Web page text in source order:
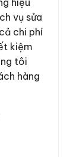
vụ sửa
chi phí
kiệm
tôi
hàng